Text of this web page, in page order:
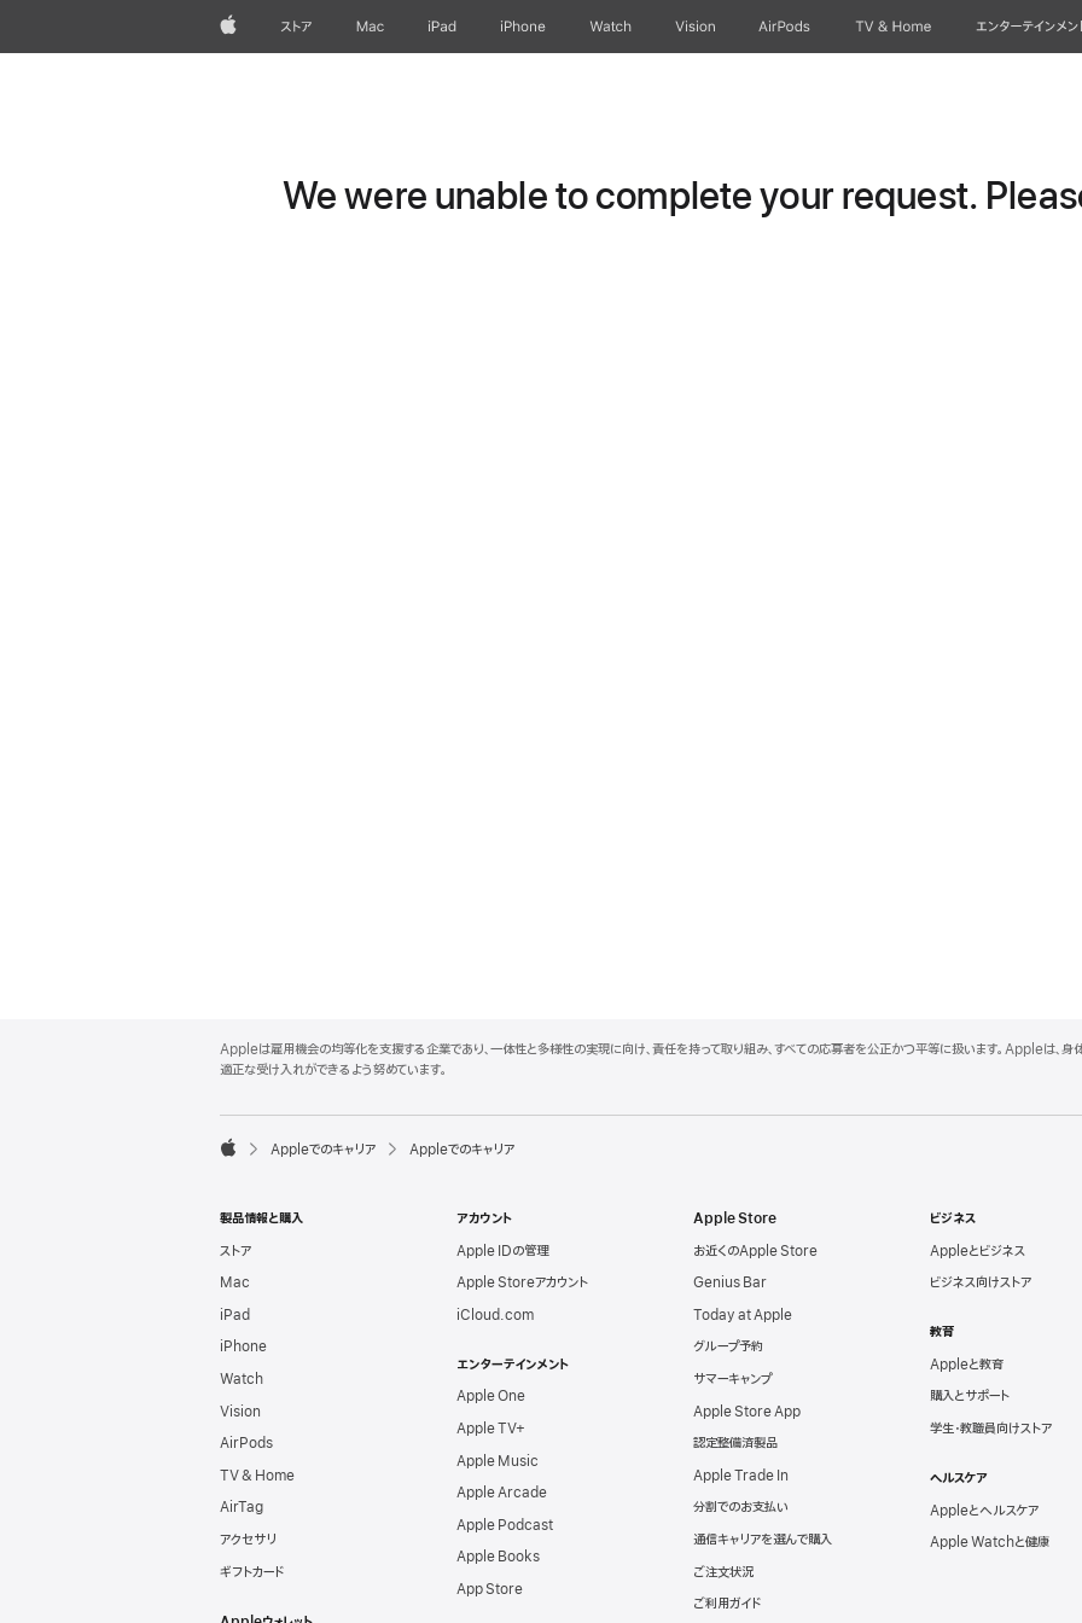
Appleストア Mac iPad iPhone Watch Vision AirPods TV & Home エンターテインメン
We were unable to complete your request.
p
p
e
o
e
Appleは雇用機会の均等化を支援する企業であり、一体性と多様性の実現に向け、責任を持って取り組み、すべての応募者を公正かつ平等に扱います。Appleは、身
適正な受け入れができるよう努めています。

p
l
e
Appleでのキャリア Appleでのキャリア
製品情報と購入
ストア
Mac
iPad
iPhone
Watch
Vision
AirPods
TV & Home
AirTag
アクセサリ
ギフトカード
アカウント
Apple IDの管理
Apple Storeアカウント
iCloud.com
エンターテインメント
Apple One
Apple TV+
Apple Music
Apple Arcade
Apple Podcast
Apple Books
App Store
Apple Store
お近くのApple Store
Genius Bar
Today at Apple
グループ予約
サマーキャンプ
Apple Store App
認定整備済製品
Apple Trade In
分割でのお支払い
通信キャリアを選んで購入
ご注文状況
ご利用ガイド
ビジネス
Appleとビジネス
ビジネス向けストア
教育
Appleと教育
購入とサポート
学生・教職員向けストア
ヘルスケア
Appleとヘルスケア
Apple Watchと健康